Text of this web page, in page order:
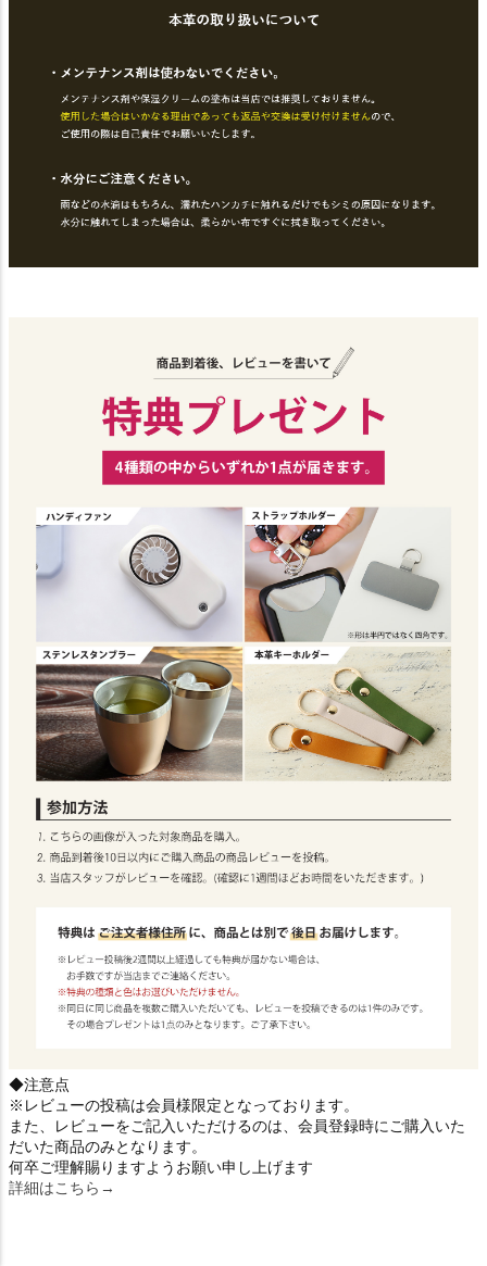
◆注意点
※レビューの投稿は会員様限定となっております。
また、レビューをご記入いただけるのは、会員登録時にご購入いた
だいた商品のみとなります。
何卒ご理解賜りますようお願い申し上げます
詳細はこちら→